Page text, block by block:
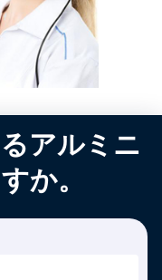
アルミニ
か。